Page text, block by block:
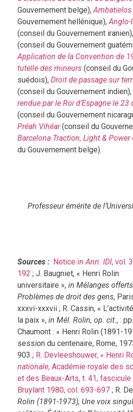
Gouvernement belge),Ambatielos
Gouvernement hellénique),Anglo-
(conseil du Gouvernement iranien),
(conseil du Gouvernement
Application de la Convention de
tutelle des mineurs(conseil du
suédois), Droit de passage sur
(conseil du Gouvernement indien),
rendue par le Roi d’Espagne le
(conseil du Gouvernement
Préah Vihéar(conseil du
Barcelona Traction, Light & Power
du Gouvernement belge).
Professeur émérite de
Sources : Notice in Ann. IDI, vol.
192 ; J. Baugniet, « Henri Rolin
universitaire », in Mélanges
Problèmes de droit des gens,
xxxvi-xxxvii ; R. Cassin, «
la paix », in Mél. Rolin, op. cit., :
Chaumont : « Henri Rolin (1891-
session du centenaire, Rome,
903 ; R. Devleeshouwer, « Henri
nationale, Académie royale des
et des Beaux-Arts, t. 41, fascicule
Bruylant 1980, col. 693-697; R.
Rolin (1891-1973), Une voix